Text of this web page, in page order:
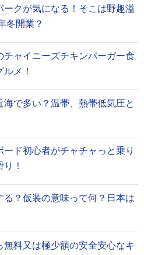
ークが気になる！そこは野趣溢
冬開業？
チャイニーズチキンバーガー食
メ！
海で多い？温帯、熱帯低気圧と
ード初心者がチャチャっと乗り
！
る？仮装の意味って何？日本は
無料又は極少額の安全安心なキ